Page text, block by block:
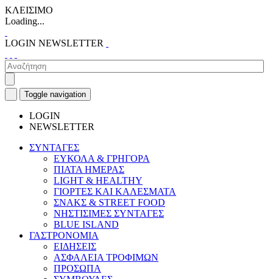
ΚΛΕΙΣΙΜΟ
Loading...
LOGIN NEWSLETTER
Toggle navigation
LOGIN
NEWSLETTER
ΣΥΝΤΑΓΕΣ
ΕΥΚΟΛΑ & ΓΡΗΓΟΡΑ
ΠΙΑΤΑ ΗΜΕΡΑΣ
LIGHT & HEALTHY
ΓΙΟΡΤΕΣ ΚΑΙ ΚΑΛΕΣΜΑΤΑ
ΣΝΑΚΣ & STREET FOOD
ΝΗΣΤΙΣΙΜΕΣ ΣΥΝΤΑΓΕΣ
BLUE ISLAND
ΓΑΣΤΡΟΝΟΜΙΑ
ΕΙΔΗΣΕΙΣ
ΑΣΦΑΛΕΙΑ ΤΡΟΦΙΜΩΝ
ΠΡΟΣΩΠΑ